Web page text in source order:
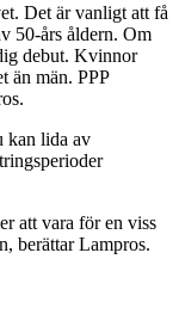
Det är vanligt att få
50-års åldern. Om
debut. Kvinnor
än män. PPP
kan lida av
att vara för en viss
berättar Lampros.